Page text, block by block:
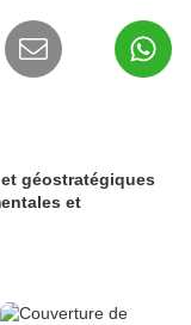
géostratégiques
et